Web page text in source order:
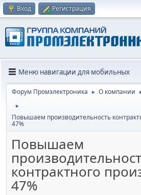
Вход Регистрация
Меню навигации для мобильных
Форум Промэлектроника ► О компании
►
Повышаем производительность
47%
Повышаем
контрактного
47%